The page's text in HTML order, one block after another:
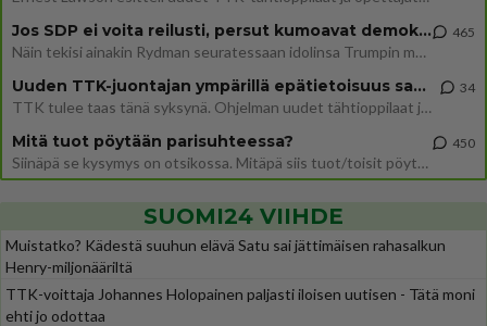
Jos SDP ei voita reilusti, persut kumoavat demokratian Suomesta
Näin tekisi ainakin Rydman seuratessaan idolinsa Trumpin mallia https://www.is.fi/politiikka/art-2000012187244.html
465
Uuden TTK-juontajan ympärillä epätietoisuus sakenee - Nyt MTV hämmentää soppaa
TTK tulee taas tänä syksynä. Ohjelman uudet tähtioppilaat julkistetaan torstaina 6. elokuuta klo 14 alkavassa lehdistö
34
Mitä tuot pöytään parisuhteessa?
Siinäpä se kysymys on otsikossa. Mitäpä siis tuot/toisit pöytään parisuhteessa? Oletko mies vai nainen? Koetko sen mitä
450
SUOMI24 VIIHDE
Muistatko? Kädestä suuhun elävä Satu sai jättimäisen rahasalkun
Henry-miljonääriltä
TTK-voittaja Johannes Holopainen paljasti iloisen uutisen - Tätä moni
ehti jo odottaa